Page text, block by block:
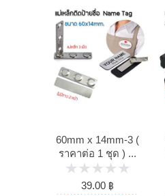
คู่มือ และการรับประกัน
60mm x 14mm-3 (
ราคาต่อ 1 ชุด ) ...
39.00 ฿